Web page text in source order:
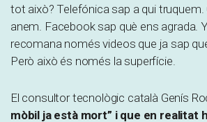
tot això? Telefónica sap a qui truquem.
anem. Facebook sap què ens agrada.
recomana només videos que ja sap
Però això és només la superfície.
El consultor tecnològic català Genís
mòbil ja està mort” i que en realitat